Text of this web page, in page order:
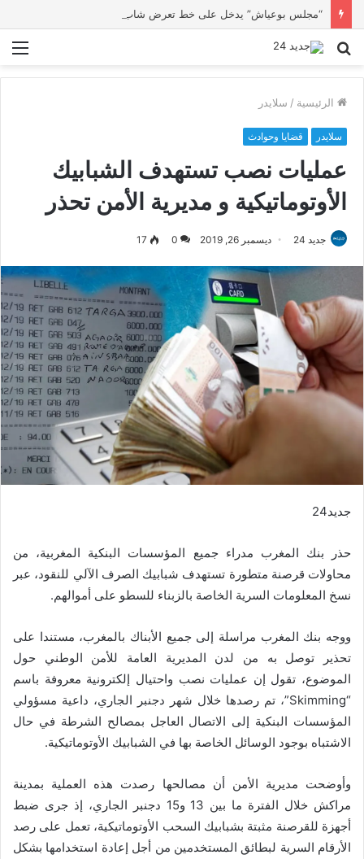
بحث
الرئيسية / سلايدر
سلايدر قضايا وحوادث
عمليات نصب تستهدف الشبابيك
الأوتوماتيكية و مديرية الأمن تحذر
جديد 24 ديسمبر 26, 2019 0
17
جديد24
حذر بنك المغرب مدراء جميع المؤسسات البنكية المغربية، من
محاولات قرصنة متطورة تستهدف شبابيك الصرف الآلي للنقود، عبر
نسخ المعلومات السرية الخاصة بالزبناء للسطو على أموالهم.
ووجه بنك المغرب مراسلة إلى جميع الأبناك بالمغرب، مستندا على
تحذير توصل به من لدن المديرية العامة للأمن الوطني حول
الموضوع، تقول إن عمليات نصب واحتيال إلكترونية معروفة باسم
“Skimming”، تم رصدها خلال شهر دجنبر الجاري، داعية مسؤولي
المؤسسات البنكية إلى الاتصال العاجل بمصالح الشرطة في حال
الاشتباه بوجود الوسائل الخاصة بها في الشبابيك الأوتوماتيكية.
وأوضحت مديرية الأمن أن مصالحها رصدت هذه العملية بمدينة
مراكش خلال الفترة ما بين 13 و15 دجنبر الجاري، إذ جرى ضبط
أجهزة للقرصنة مثبتة بشبابيك السحب الأوتوماتيكية، تعمل على رصد
الأرقام السرية لبطائق المستخدمين من أجل إعادة استخدامها بشكل